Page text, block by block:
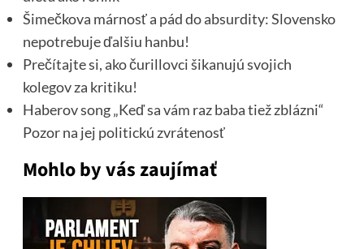
Šimečkova márnosť a pád do absurdity: Slovensko
nepotrebuje ďalšiu hanbu!
Prečítajte si, ako čurillovci šikanujú svojich
kolegov za kritiku!
Haberov song „Keď sa vám raz baba tiež zblázni“
Pozor na jej politickú zvrátenosť
Mohlo by vás zaujímať